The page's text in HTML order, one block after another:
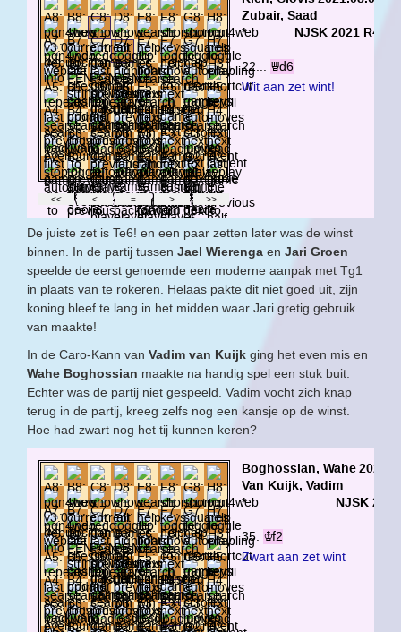
De juiste zet is Te6! en een paar zetten later was de winst
binnen. In de partij tussen Jael Wierenga en Jari Groen
speelde de eerst genoemde een moderne aanpak met Tg1
in plaats van te rokeren. Helaas pakte dit niet goed uit, zijn
koning bleef te lang in het midden waar Jari gretig gebruik
van maakte!
In de Caro-Kann van Vadim van Kuijk ging het even mis en
Wahe Boghossian maakte na handig spel een stuk buit.
Echter was de partij niet gespeeld. Vadim vocht zich knap
terug in de partij, kreeg zelfs nog een kansje op de winst.
Hoe had zwart nog het tij kunnen keren?